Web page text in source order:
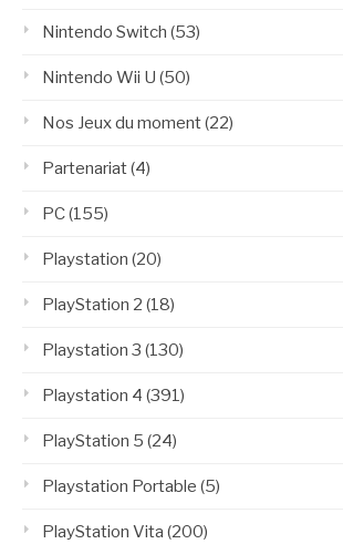
Nintendo Switch (53)
Nintendo Wii U (50)
Nos Jeux du moment(22)
Partenariat(4)
PC(155)
Playstation (20)
PlayStation 2 (18)
Playstation 3 (130)
Playstation 4 (391)
PlayStation 5 (24)
Playstation Portable (5)
PlayStation Vita (200)